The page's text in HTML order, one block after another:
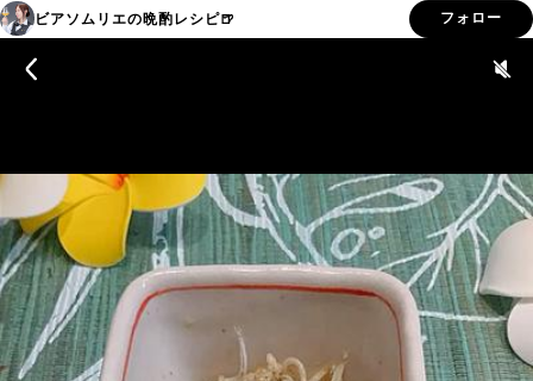
ビアソムリエの晩酌レシピ🍺 フォロー